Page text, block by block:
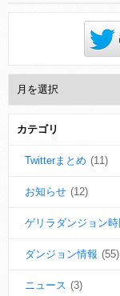
カテゴリ
Twitterまとめ (11)
お知らせ (12)
ゲリラダンジョン時
ダンジョン情報 (55)
ニュース (3)